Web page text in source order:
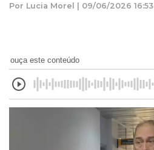
Por Lucia Morel | 09/06/2026 16:53
ouça este conteúdo